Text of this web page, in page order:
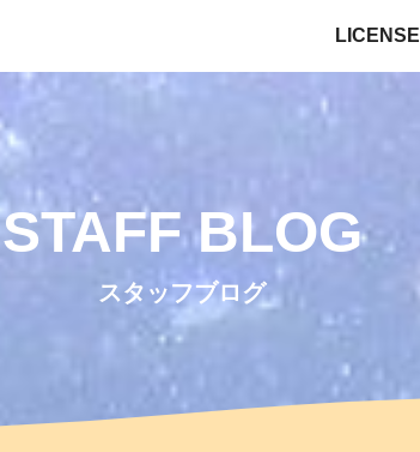
LICENSE
STAFF BLOG
スタッフブログ